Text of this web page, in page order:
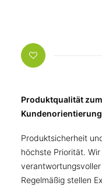
Produktqualität
Produktsicherheit
höchste Priorität.
Regelmäßig stellen